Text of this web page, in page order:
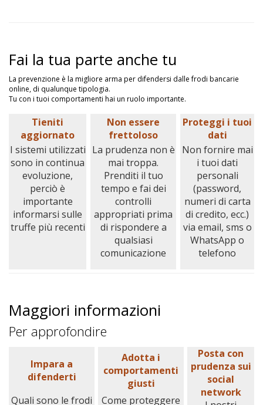
Fai la tua parte anche tu
La prevenzione è la migliore arma per difendersi dalle frodi bancarie
online, di qualunque tipologia.
Tu con i tuoi comportamenti hai un ruolo importante.
Tieniti
aggiornato
I sistemi utilizzati
sono in continua
evoluzione,
perciò è
importante
informarsi sulle
truffe più recenti
Non essere
frettoloso
La prudenza non è
mai troppa.
Prenditi il tuo
tempo e fai dei
controlli
appropriati prima
di rispondere a
qualsiasi
comunicazione
Proteggi i tuoi
dati
Non fornire mai
i tuoi dati
personali
(password,
numeri di carta
di credito, ecc.)
via email, sms o
WhatsApp o
telefono
Maggiori informazioni
Per approfondire
Impara a
difenderti
Quali sono le frodi
Adotta i
comportamenti
giusti
Come proteggere
Posta con
prudenza sui
social
network